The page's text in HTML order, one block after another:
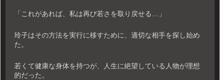
「これがあれば、私は再び若さを取り戻せる…」
玲子はその方法を実行に移すために、適切な相手を探し始め
た。
若くて健康な身体を持つが、人生に絶望している人物が理想
的だった。